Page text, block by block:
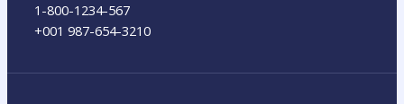
1-800-1234-567
+001 987-654-3210